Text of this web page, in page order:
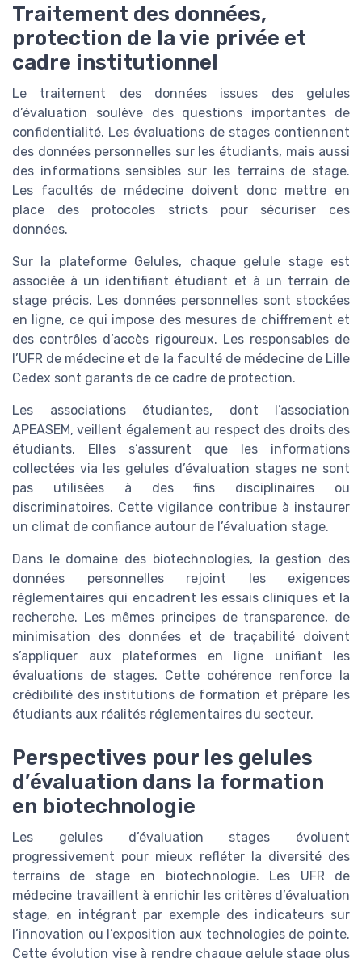
Traitement des données,
protection de la vie privée et
cadre institutionnel
Le traitement des données issues des gelules
d’évaluation soulève des questions importantes de
confidentialité. Les évaluations de stages contiennent
des données personnelles sur les étudiants, mais aussi
des informations sensibles sur les terrains de stage.
Les facultés de médecine doivent donc mettre en
place des protocoles stricts pour sécuriser ces
données.
Sur la plateforme Gelules, chaque gelule stage est
associée à un identifiant étudiant et à un terrain de
stage précis. Les données personnelles sont stockées
en ligne, ce qui impose des mesures de chiffrement et
des contrôles d’accès rigoureux. Les responsables de
l’UFR de médecine et de la faculté de médecine de Lille
Cedex sont garants de ce cadre de protection.
Les associations étudiantes, dont l’association
APEASEM, veillent également au respect des droits des
étudiants. Elles s’assurent que les informations
collectées via les gelules d’évaluation stages ne sont
pas utilisées à des fins disciplinaires ou
discriminatoires. Cette vigilance contribue à instaurer
un climat de confiance autour de l’évaluation stage.
Dans le domaine des biotechnologies, la gestion des
données personnelles rejoint les exigences
réglementaires qui encadrent les essais cliniques et la
recherche. Les mêmes principes de transparence, de
minimisation des données et de traçabilité doivent
s’appliquer aux plateformes en ligne unifiant les
évaluations de stages. Cette cohérence renforce la
crédibilité des institutions de formation et prépare les
étudiants aux réalités réglementaires du secteur.
Perspectives pour les gelules
d’évaluation dans la formation
en biotechnologie
Les gelules d’évaluation stages évoluent
progressivement pour mieux refléter la diversité des
terrains de stage en biotechnologie. Les UFR de
médecine travaillent à enrichir les critères d’évaluation
stage, en intégrant par exemple des indicateurs sur
l’innovation ou l’exposition aux technologies de pointe.
Cette évolution vise à rendre chaque gelule stage plus